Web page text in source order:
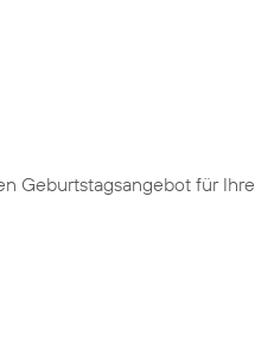
Geburtstagsangebot für Ihre